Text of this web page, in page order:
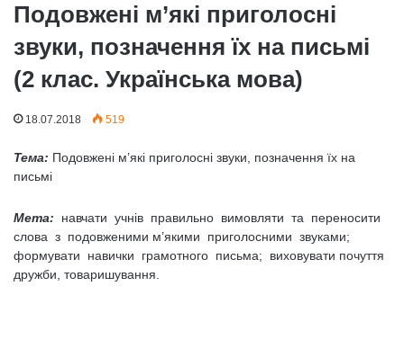
Подовжені м’які приголосні
звуки, позначення їх на письмі
(2 клас. Українська мова)
18.07.2018 519
Тема: Подовжені м’які приголосні звуки, позначення їх на
письмі
Мета: навчати учнів правильно вимовляти та переносити
слова з подовженими м’якими приголосними звуками;
формувати навички грамотного письма; виховувати почуття
дружби, товаришування.